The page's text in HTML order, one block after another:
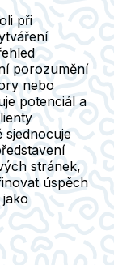
při
porozumění
nebo
potenciál a
sjednocuje
stránek,
úspěch